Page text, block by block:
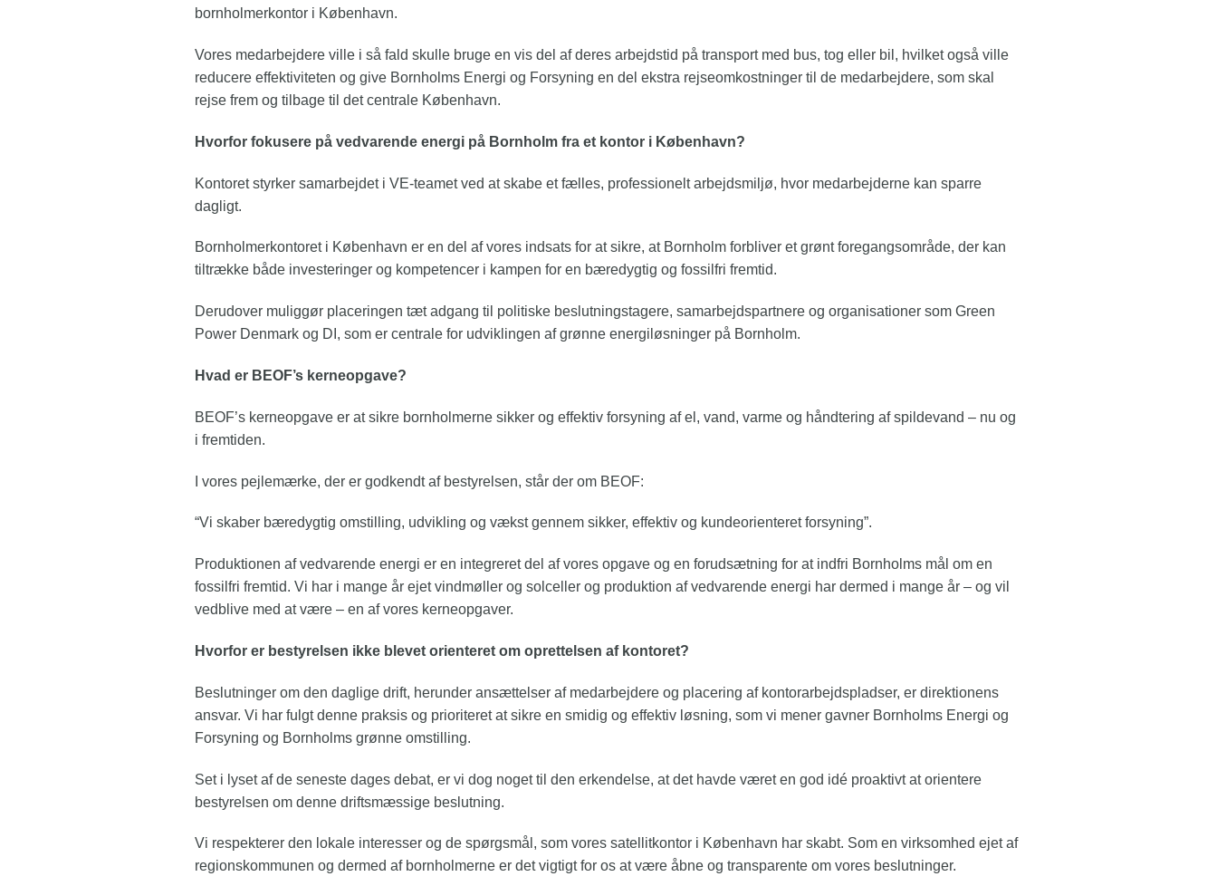
bornholmerkontor i København.
Vores medarbejdere ville i så fald skulle bruge en vis del af deres arbejdstid på transport med bus, tog eller bil, hvilket også ville
reducere effektiviteten og give Bornholms Energi og Forsyning en del ekstra rejseomkostninger til de medarbejdere, som skal
rejse frem og tilbage til det centrale København.
Hvorfor fokusere på vedvarende energi på Bornholm fra et kontor i København?
Kontoret styrker samarbejdet i VE-teamet ved at skabe et fælles, professionelt arbejdsmiljø, hvor medarbejderne kan sparre
dagligt.
Bornholmerkontoret i København er en del af vores indsats for at sikre, at Bornholm forbliver et grønt foregangsområde, der kan
tiltrække både investeringer og kompetencer i kampen for en bæredygtig og fossilfri fremtid.
Derudover muliggør placeringen tæt adgang til politiske beslutningstagere, samarbejdspartnere og organisationer som Green
Power Denmark og DI, som er centrale for udviklingen af grønne energiløsninger på Bornholm.
Hvad er BEOF’s kerneopgave?
BEOF’s kerneopgave er at sikre bornholmerne sikker og effektiv forsyning af el, vand, varme og håndtering af spildevand – nu og
i fremtiden.
I vores pejlemærke, der er godkendt af bestyrelsen, står der om BEOF:
“Vi skaber bæredygtig omstilling, udvikling og vækst gennem sikker, effektiv og kundeorienteret forsyning”.
Produktionen af vedvarende energi er en integreret del af vores opgave og en forudsætning for at indfri Bornholms mål om en
fossilfri fremtid​. Vi har i mange år ejet vindmøller og solceller og produktion af vedvarende energi har dermed i mange år – og vil
vedblive med at være – en af vores kerneopgaver.
Hvorfor er bestyrelsen ikke blevet orienteret om oprettelsen af kontoret?
Beslutninger om den daglige drift, herunder ansættelser af medarbejdere og placering af kontorarbejdspladser, er direktionens
ansvar. Vi har fulgt denne praksis og prioriteret at sikre en smidig og effektiv løsning​, som vi mener gavner Bornholms Energi og
Forsyning og Bornholms grønne omstilling.
Set i lyset af de seneste dages debat, er vi dog noget til den erkendelse, at det havde været en god idé proaktivt at orientere
bestyrelsen om denne driftsmæssige beslutning.
Vi respekterer den lokale interesser og de spørgsmål, som vores satellitkontor i København har skabt. Som en virksomhed ejet af
regionskommunen og dermed af bornholmerne er det vigtigt for os at være åbne og transparente om vores beslutninger.